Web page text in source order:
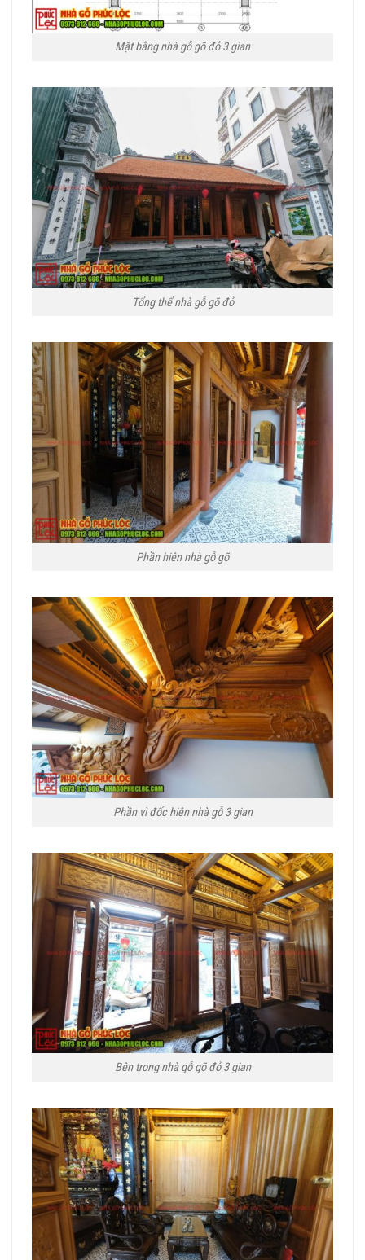
Mặt bằng nhà gỗ gõ đỏ 3 gian
Tổng thể nhà gỗ gõ đỏ
Phần hiên nhà gỗ gõ
Phần vì đốc hiên nhà gỗ 3 gian
Bên trong nhà gỗ gõ đỏ 3 gian